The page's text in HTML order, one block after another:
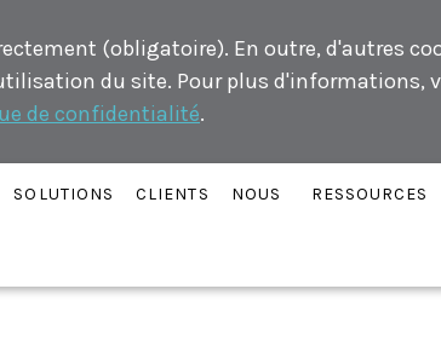
(obligatoire). En outre, d'autres
du site. Pour plus d'informations,
de confidentialité.
SOLUTIONS CLIENTS NOUS RESSOURCES